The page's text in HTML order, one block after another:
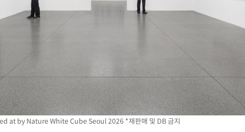
뿌리 발견…감정가 1.3억원
대, 닷새 만에 숨진 채 발견
홈팀' 일본과 한일전
35도' 무더위, 열대야 계속[다음주
란 사과…쇄신의 기회로 삼겠다"
구협회 "실망과 걱정 안겨드려 죄송"
안 최대 150㎜ 비
0.6% 나스닥 1.3%↑
at by Nature White Cube Seoul 2026 *재판매 및 DB 금지